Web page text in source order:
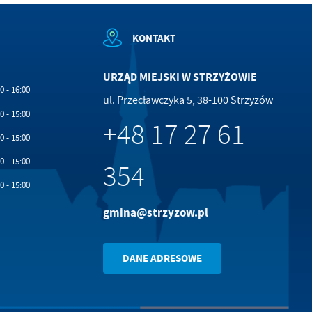
- 16:00
- 15:00
- 15:00
- 15:00
- 15:00
KONTAKT
URZĄD MIEJSKI W STRZYŻOWIE
ul. Przecławczyka 5, 38-100 Strzyżów
+48 17 27 61
354
gmina@strzyzow.pl
DANE ADRESOWE